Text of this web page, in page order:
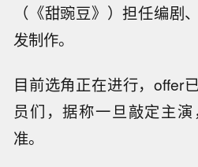
（《甜豌豆》）担任编剧
发制作。
目前选角正在进行，offer
员们，据称一旦敲定主
准。